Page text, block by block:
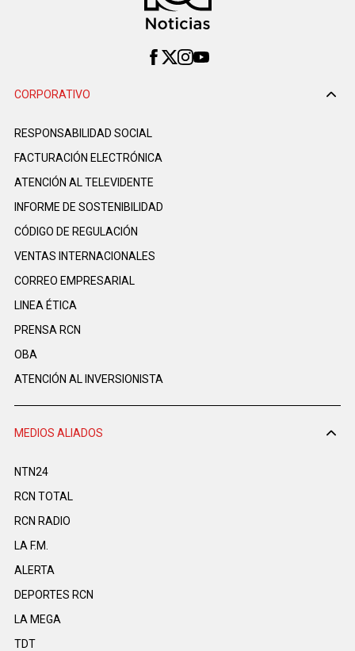
CORPORATIVO
RESPONSABILIDAD SOCIAL
FACTURACIÓN ELECTRÓNICA
ATENCIÓN AL TELEVIDENTE
INFORME DE SOSTENIBILIDAD
CÓDIGO DE REGULACIÓN
VENTAS INTERNACIONALES
CORREO EMPRESARIAL
LINEA ÉTICA
PRENSA RCN
OBA
ATENCIÓN AL INVERSIONISTA
MEDIOS ALIADOS
NTN24
RCN TOTAL
RCN RADIO
LA F.M.
ALERTA
DEPORTES RCN
LA MEGA
TDT